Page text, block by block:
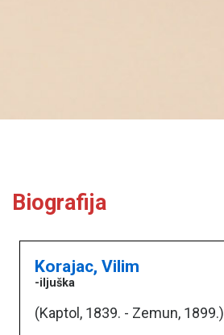
Biografija
Korajac, Vilim
-iljuška
(Kaptol, 1839. - Zemun, 1899.)